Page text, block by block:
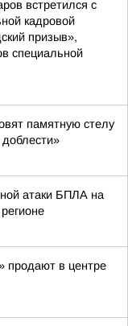
встретился с
кадровой
призыв»,
специальной
памятную стелу
атаки БПЛА на
продают в центре